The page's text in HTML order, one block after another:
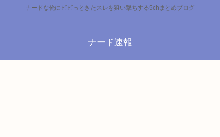
ナードな俺にビビっときたスレを狙い撃ちする5chまとめブログ
ナード速報